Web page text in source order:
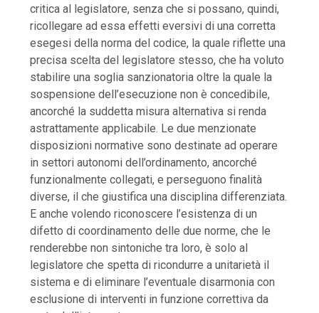
critica al legislatore, senza che si possano, quindi,
ricollegare ad essa effetti eversivi di una corretta
esegesi della norma del codice, la quale riflette una
precisa scelta del legislatore stesso, che ha voluto
stabilire una soglia sanzionatoria oltre la quale la
sospensione dell’esecuzione non è concedibile,
ancorché la suddetta misura alternativa si renda
astrattamente applicabile. Le due menzionate
disposizioni normative sono destinate ad operare
in settori autonomi dell’ordinamento, ancorché
funzionalmente collegati, e perseguono finalità
diverse, il che giustifica una disciplina differenziata.
E anche volendo riconoscere l’esistenza di un
difetto di coordinamento delle due norme, che le
renderebbe non sintoniche tra loro, è solo al
legislatore che spetta di ricondurre a unitarietà il
sistema e di eliminare l’eventuale disarmonia con
esclusione di interventi in funzione correttiva da